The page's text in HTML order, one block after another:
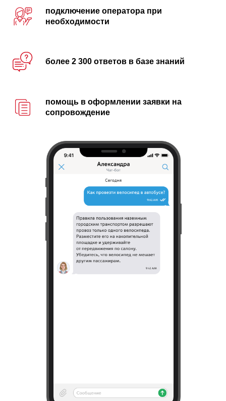
подключение оператора при
необходимости
более 2 300 ответов в базе знаний
помощь в оформлении заявки на
сопровождение